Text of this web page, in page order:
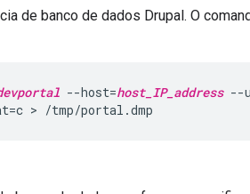
de banco de dados Drupal. O
--host=host_IP_address --
> /tmp/portal.dmp